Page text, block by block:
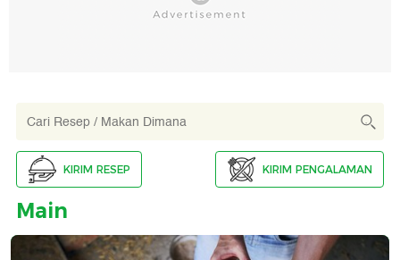
KIRIM RESEP KIRIM PENGALAMAN
Main